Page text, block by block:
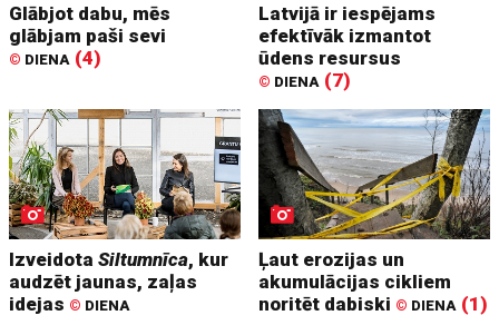
Glābjot dabu, mēs
glābjam paši sevi
© DIENA (4)
Latvijā ir iespējams
efektīvāk izmantot
ūdens resursus
© DIENA (7)
IzveidotaSiltumnīca, kur
audzēt jaunas, zaļas
idejas © DIENA
Ļaut erozijas un
akumulācijas cikliem
noritēt dabiski © DIENA (1)